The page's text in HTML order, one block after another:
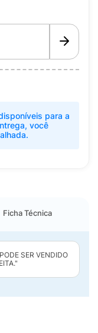
para a
você
Ficha Técnica
SER VENDIDO